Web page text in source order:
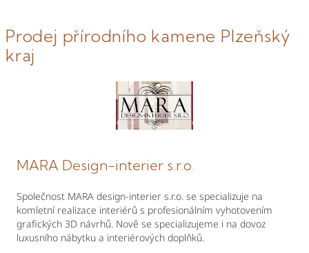
Prodej přírodního kamene Plzeňský
kraj
MARA Design-interier s.r.o.
Společnost MARA design-interier s.r.o. se specializuje na
komletní realizace interiérů s profesionálním vyhotovením
grafických 3D návrhů. Nově se specializujeme i na dovoz
luxusního nábytku a interiérových doplňků.